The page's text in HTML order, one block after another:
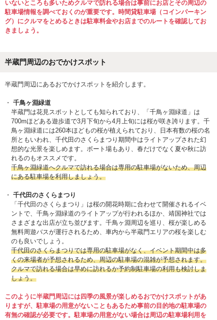
いないところも多いためクルマで訪れる場合は事前にお店とその周辺の
駐車場情報を調べておくのが重要です。時間貸駐車場（コインパーキン
グ）にクルマをとめるときは駐車料金やお店までのルートを確認してお
きましょう。
半蔵門周辺のおでかけスポット
半蔵門周辺にあるおでかけスポットを紹介します。
千鳥ヶ淵緑道
半蔵門は花見スポットとしても知られており、「千鳥ヶ淵緑道」は
700mほどある遊歩道で3月下旬から4月上旬には桜が咲き誇ります。千
鳥ヶ淵緑道には260本ほどもの桜が植えられており、日本有数の桜の名
所ともいわれ、千代田のさくらまつり期間中はライトアップされた幻
想的な光景を楽しめます。ボート場もあり、春だけでなく夏や秋に訪
れるのもオススメです。
千鳥ヶ淵緑道へクルマで訪れる場合は専用の駐車場がないため、周辺
にある駐車場を利用しましょう。
千代田のさくらまつり
「千代田のさくらまつり」は桜の開花時期に合わせて開催されるイベ
ントで、千鳥ヶ淵緑道のライトアップが行われるほか、靖国神社では
さまざまな出店が立ち並びます。千鳥ヶ淵周辺を巡り、桜が楽しめる
無料周遊バスが運行されるため、車内から半蔵門エリアの桜を楽しむ
のも良いでしょう。
千代田のさくらまつりでは専用の駐車場がなく、イベント期間中は多
くの来場者が予想されるため、周辺の駐車場の混雑が予想されます。
クルマで訪れる場合は早めに訪れるか予約制駐車場の利用も検討しま
しょう。
このように半蔵門周辺には四季の風景が楽しめるおでかけスポットがあ
りますが、駐車場の用意がないこともあるため事前の目的地の駐車場の
有無の確認が必要です。駐車場の用意がない場合は周辺の駐車場利用を